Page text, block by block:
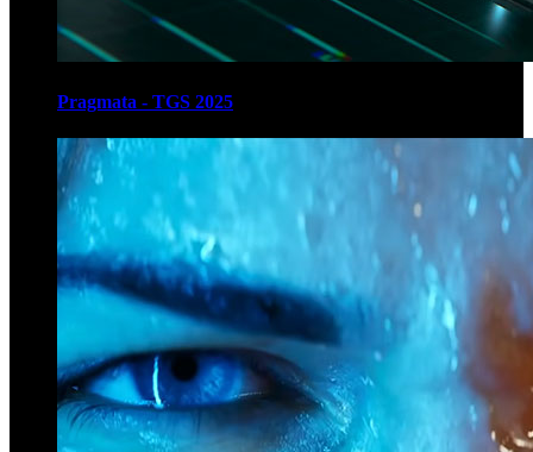
Pragmata - TGS 2025